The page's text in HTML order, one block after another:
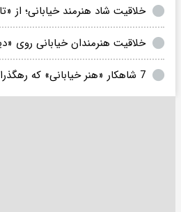
خلاقیت شاد هنرمند خیابانی؛ از
خلاقیت هنرمندان خیابانی روی
7 شاهکار «هنر خیابانی» که رهگذران را میخکوب می‌کنند